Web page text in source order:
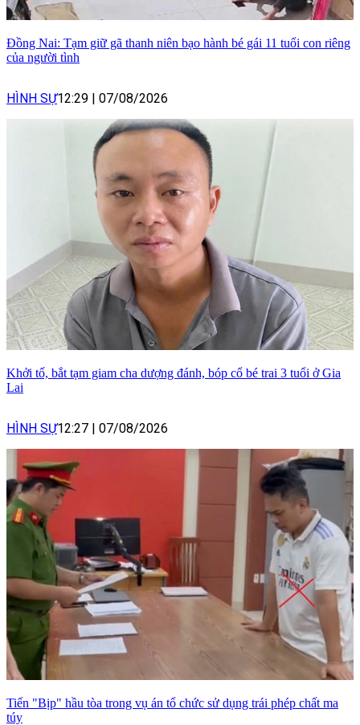
Đồng Nai: Tạm giữ gã thanh niên bạo hành bé gái 11 tuổi con riêng
của người tình
HÌNH SỰ12:29 07/08/2026
Khởi tố, bắt tạm giam cha dượng đánh, bóp cổ bé trai 3 tuổi ở Gia
Lai
HÌNH SỰ12:27 07/08/2026
Tiến "Bịp" hầu tòa trong vụ án tổ chức sử dụng trái phép chất ma
túy